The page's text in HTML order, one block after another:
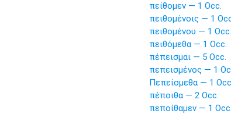
πείθομεν — 1 Occ.
πειθομένοις — 1
πειθομένου — 1 Occ.
πειθόμεθα — 1 Occ.
πέπεισμαι — 5 Occ.
πεπεισμένος — 1
Πεπείσμεθα — 1
πέποιθα — 2 Occ.
πεποίθαμεν — 1 Occ.